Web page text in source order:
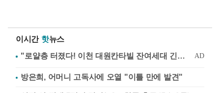
이시간 핫뉴스
방은희, 어머니 고독사에 오열 "이틀 만에 발견"